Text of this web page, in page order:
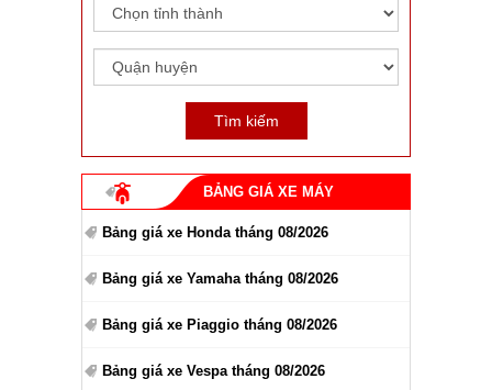
BẢNG GIÁ XE MÁY
Bảng giá xe Honda tháng 08/2026
Bảng giá xe Yamaha tháng 08/2026
Bảng giá xe Piaggio tháng 08/2026
Bảng giá xe Vespa tháng 08/2026